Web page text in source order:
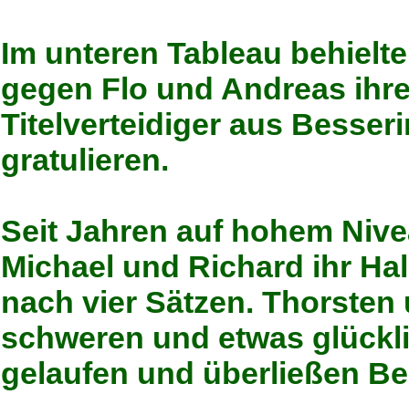
Im unteren Tableau
gegen Flo und Andreas
Titelverteidiger aus
gratulieren.
Seit Jahren auf hohem
Michael und Richard ihr
nach vier Sätzen.
schweren und etwas
gelaufen und überließen